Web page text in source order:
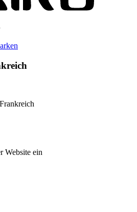
Website ein